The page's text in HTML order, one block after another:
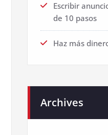
Escribir
de 10 pasos
Haz más
Archives